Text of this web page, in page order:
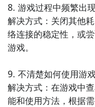
方法三： 查看九游开
步骤1：
测的手机游戏，以及
具体的测试时间以及
查找纸片人冲冲冲的
8. 游戏过程中频繁出
解决方式：关闭其他
络连接的稳定性，或
游戏。
9. 不清楚如何使用游
解决方式：在游戏中
能和使用方法，根据需